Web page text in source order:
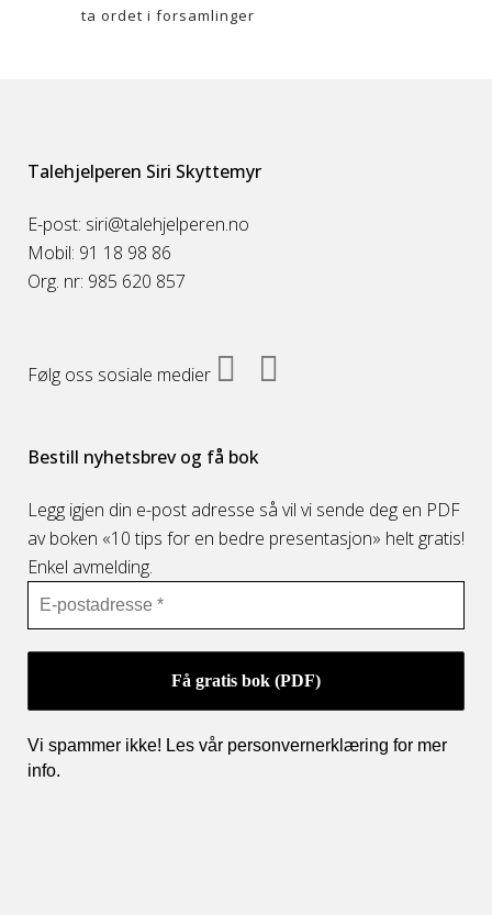
ta ordet i forsamlinger
Talehjelperen Siri Skyttemyr
E-post: siri@talehjelperen.no
Mobil: 91 18 98 86
Org. nr: 985 620 857
Følg oss sosiale medier
Bestill nyhetsbrev og få bok
Legg igjen din e-post adresse så vil vi sende deg en PDF
av boken «10 tips for en bedre presentasjon» helt gratis!
Enkel avmelding.
Vi spammer ikke! Les vår personvernerklæring for mer
info.